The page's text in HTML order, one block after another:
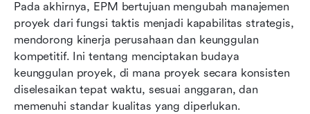
Pada akhirnya, EPM bertujuan mengubah manajemen
proyek dari fungsi taktis menjadi kapabilitas strategis,
mendorong kinerja perusahaan dan keunggulan
kompetitif. Ini tentang menciptakan budaya
keunggulan proyek, di mana proyek secara konsisten
diselesaikan tepat waktu, sesuai anggaran, dan
memenuhi standar kualitas yang diperlukan.